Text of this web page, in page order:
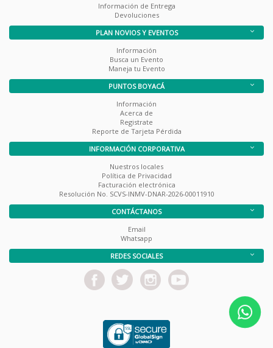
Información de Entrega
Devoluciones
PLAN NOVIOS Y EVENTOS
Información
Busca un Evento
Maneja tu Evento
PUNTOS BOYACÁ
Información
Acerca de
Registrate
Reporte de Tarjeta Pérdida
INFORMACIÓN CORPORATIVA
Nuestros locales
Política de Privacidad
Facturación electrónica
Resolución No. SCVS-INMV-DNAR-2026-00011910
CONTÁCTANOS
Email
Whatsapp
REDES SOCIALES